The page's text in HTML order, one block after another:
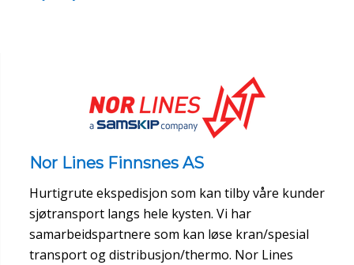
Nor Lines Finnsnes AS
Hurtigrute ekspedisjon som kan tilby våre kunder
sjøtransport langs hele kysten. Vi har
samarbeidspartnere som kan løse kran/spesial
transport og distribusjon/thermo. Nor Lines